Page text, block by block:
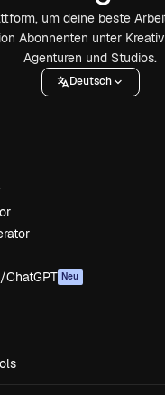
um deine beste
Abonnenten unter
Agenturen und Studios.
Deutsch
Neu